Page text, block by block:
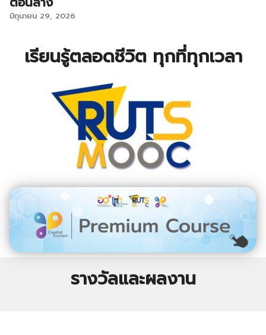
มิถุนายน 29, 2026
เรียนรู้ตลอดชีวิต ทุกที่ทุกเวลา
รางวัลและผลงาน